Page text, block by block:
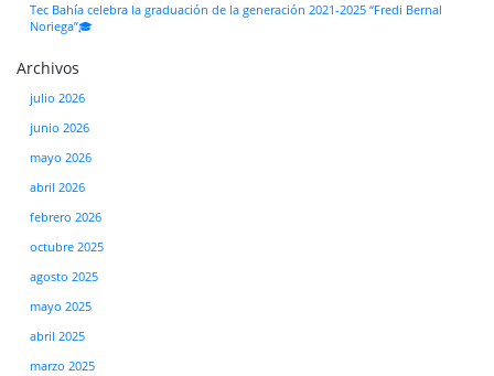
Tec Bahía celebra la graduación de la generación 2021-2025 “Fredi Bernal
Noriega”🎓
Archivos
julio 2026
junio 2026
mayo 2026
abril 2026
febrero 2026
octubre 2025
agosto 2025
mayo 2025
abril 2025
marzo 2025